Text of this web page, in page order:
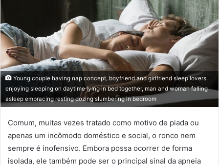
Young couple having nap concept, boyfriend and girlfriend sleep lovers
enjoying sleeping on daytime lying in bed together, man and woman falling
asleep embracing resting dozing slumbering in bedroom
Comum, muitas vezes tratado como motivo de piada ou
apenas um incômodo doméstico e social, o ronco nem
sempre é inofensivo. Embora possa ocorrer de forma
isolada, ele também pode ser o principal sinal da apneia